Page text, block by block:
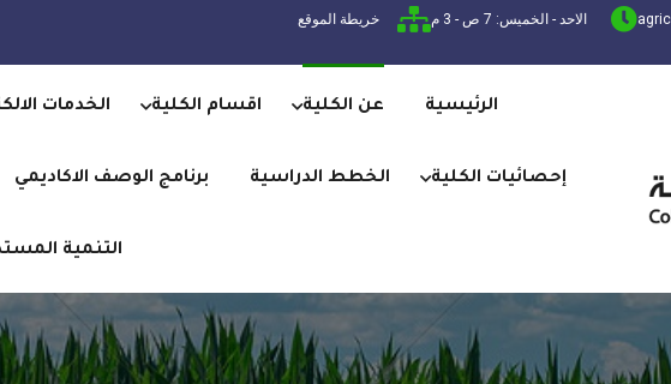
الاحد - الخميس: 7 ص - 3 م خريطة الموقع
الرئيسية عن الكلية اقسام الكلية الخدمات
إحصائيات الكلية الخطط الدراسية برنامج الوصف الاكاديمي
التنمية